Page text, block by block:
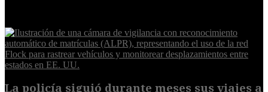
La policía siguió durante meses sus viajes a